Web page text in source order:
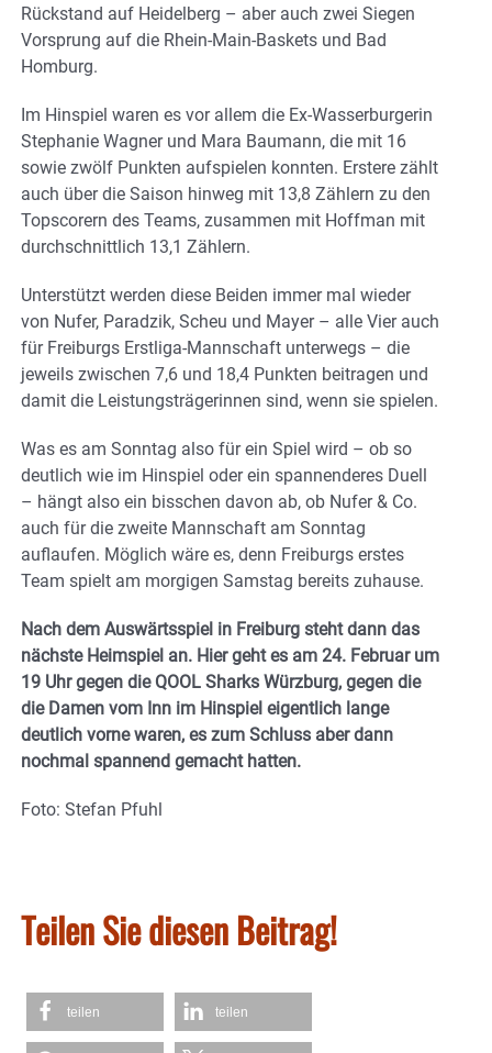
Rückstand auf Heidelberg – aber auch zwei Siegen
Vorsprung auf die Rhein-Main-Baskets und Bad
Homburg.
Im Hinspiel waren es vor allem die Ex-Wasserburgerin
Stephanie Wagner und Mara Baumann, die mit 16
sowie zwölf Punkten aufspielen konnten. Erstere zählt
auch über die Saison hinweg mit 13,8 Zählern zu den
Topscorern des Teams, zusammen mit Hoffman mit
durchschnittlich 13,1 Zählern.
Unterstützt werden diese Beiden immer mal wieder
von Nufer, Paradzik, Scheu und Mayer – alle Vier auch
für Freiburgs Erstliga-Mannschaft unterwegs – die
jeweils zwischen 7,6 und 18,4 Punkten beitragen und
damit die Leistungsträgerinnen sind, wenn sie spielen.
Was es am Sonntag also für ein Spiel wird – ob so
deutlich wie im Hinspiel oder ein spannenderes Duell
– hängt also ein bisschen davon ab, ob Nufer & Co.
auch für die zweite Mannschaft am Sonntag
auflaufen. Möglich wäre es, denn Freiburgs erstes
Team spielt am morgigen Samstag bereits zuhause.
Nach dem Auswärtsspiel in Freiburg steht dann das
nächste Heimspiel an. Hier geht es am 24. Februar um
19 Uhr gegen die QOOL Sharks Würzburg, gegen die
die Damen vom Inn im Hinspiel eigentlich lange
deutlich vorne waren, es zum Schluss aber dann
nochmal spannend gemacht hatten.
Foto: Stefan Pfuhl
Teilen Sie diesen Beitrag!
teilen teilen